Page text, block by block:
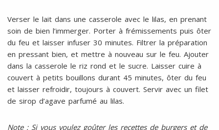
Verser le lait dans une casserole avec le lilas, en prenant
soin de bien l’immerger. Porter à frémissements puis ôter
du feu et laisser infuser 30 minutes. Filtrer la préparation
en pressant bien, et mettre à nouveau sur le feu. Ajouter
dans la casserole le riz rond et le sucre. Laisser cuire à
couvert à petits bouillons durant 45 minutes, ôter du feu
et laisser refroidir, toujours à couvert. Servir avec un filet
de sirop d’agave parfumé au lilas.
Note : Si vous voulez goûter les recettes de burgers et de